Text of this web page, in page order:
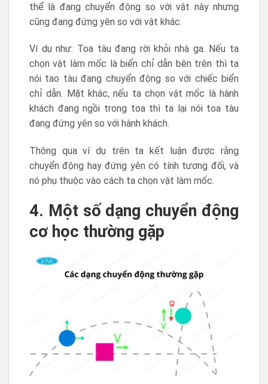
thể là đang chuyển động so với vật này nhưng
cũng đang đứng yên so với vật khác.
Ví dụ như: Toa tàu đang rời khỏi nhà ga. Nếu ta
chọn vật làm mốc là biển chỉ dẫn bên trên thì ta
nói tao tàu đang chuyển động so với chiếc biển
chỉ dẫn. Mặt khác, nếu ta chọn vật mốc là hành
khách đang ngồi trong toa thì ta lại nói toa tàu
đang đứng yên so với hành khách.
Thông qua ví dụ trên ta kết luận được rằng
chuyển động hay đứng yên có tính tương đối, và
nó phụ thuộc vào cách ta chọn vật làm mốc.
4. Một số dạng chuyển động
cơ học thường gặp